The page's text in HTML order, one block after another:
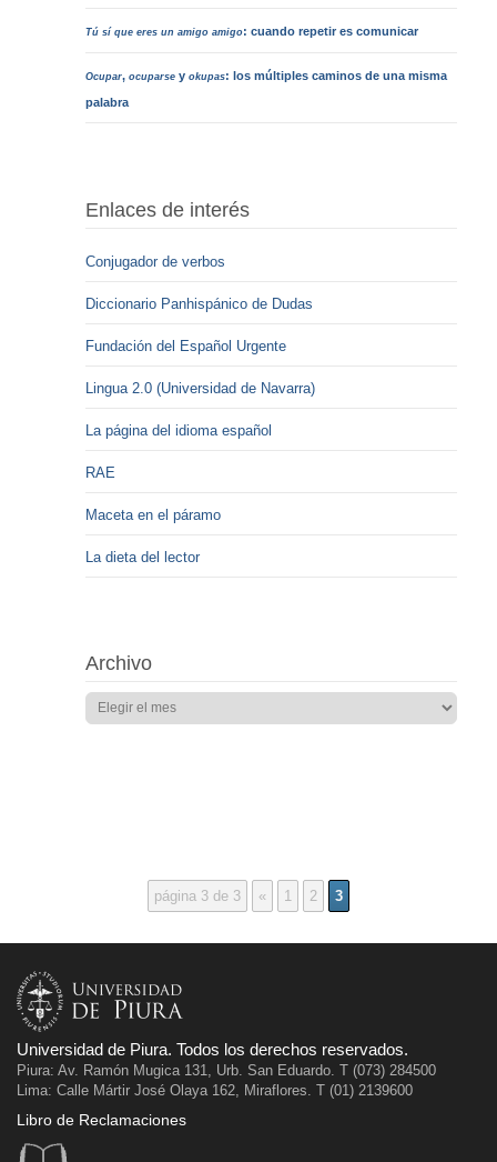
Tú sí que eres un amigo amigo: cuando repetir es comunicar
Ocupar,ocuparse yokupas: los múltiples caminos de una misma
palabra
Enlaces de interés
Conjugador de verbos
Diccionario Panhispánico de Dudas
Fundación del Español Urgente
Lingua 2.0 (Universidad de Navarra)
La página del idioma español
RAE
Maceta en el páramo
La dieta del lector
Archivo
página 3 de 3 « 1 2 3
Universidad de Piura. Todos los derechos reservados.
Piura: Av. Ramón Mugica 131, Urb. San Eduardo. T (073) 284500
Lima: Calle Mártir José Olaya 162, Miraflores. T (01) 2139600
Libro de Reclamaciones